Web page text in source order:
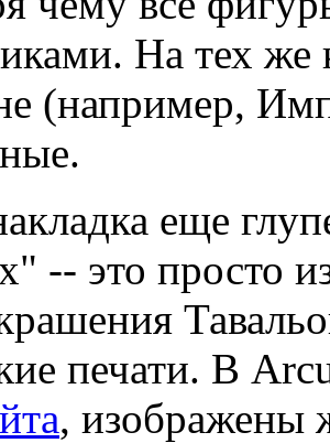
На тех же
(например,
еще
-- это просто
печати. В
, изображены